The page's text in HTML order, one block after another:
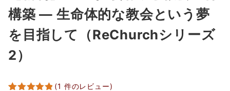
構築 ― 生命体的な教会という夢
を目指して（ReChurchシリーズ
2）
(1 件のレビュー)